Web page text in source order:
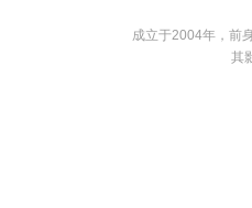
成立于2004年，前
其